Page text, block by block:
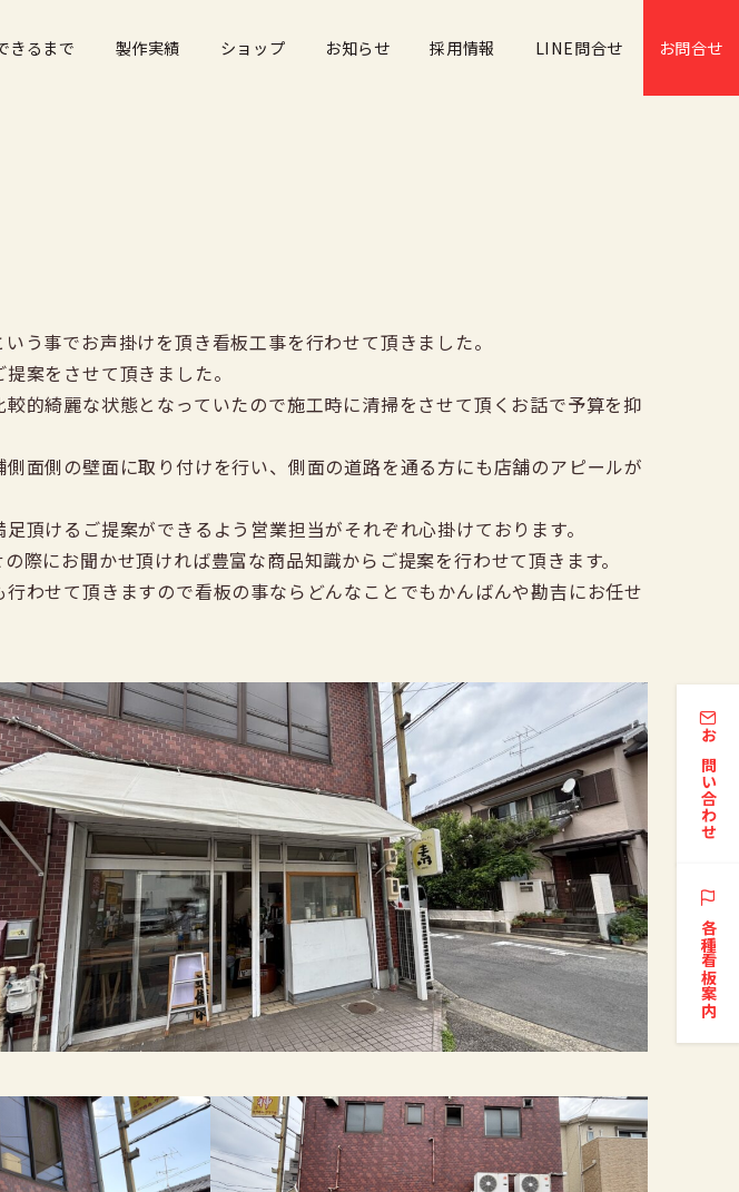
きるまで 製作実績 ショップ お知らせ 採用情報 LINE問合せ お問合せ
う事でお声掛けを頂き看板工事を行わせて頂きました。
案をさせて頂きました。
的綺麗な状態となっていたので施工時に清掃をさせて頂くお話で予算を抑
面側の壁面に取り付けを行い、側面の道路を通る方にも店舗のアピールが
頂けるご提案ができるよう営業担当がそれぞれ心掛けております。
にお聞かせ頂ければ豊富な商品知識からご提案を行わせて頂きます。
わせて頂きますので看板の事ならどんなことでもかんばんや勘吉にお任せ
お問い合わせ
各種看板案内